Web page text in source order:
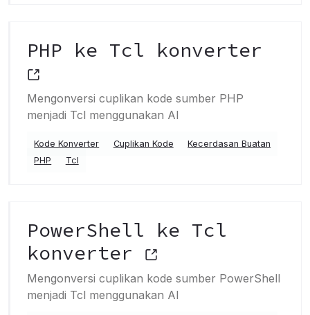
PHP ke Tcl konverter
Mengonversi cuplikan kode sumber PHP
menjadi Tcl menggunakan AI
Kode Konverter Cuplikan Kode
Kecerdasan Buatan
PHP
Tcl
PowerShell ke Tcl
konverter
Mengonversi cuplikan kode sumber PowerShell
menjadi Tcl menggunakan AI